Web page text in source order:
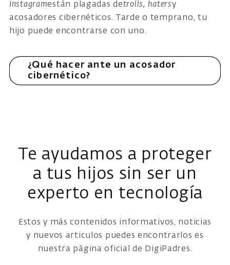
Instagramestán plagadas detrolls, hatersy
acosadores cibernéticos. Tarde o temprano, tu
hijo puede encontrarse con uno.
¿Qué hacer ante un acosador
cibernético?
Te ayudamos a proteger
a tus hijos sin ser un
experto en tecnología
Estos y más contenidos informativos, noticias
y nuevos articulos puedes encontrarlos es
nuestra página oficial de DigiPadres.